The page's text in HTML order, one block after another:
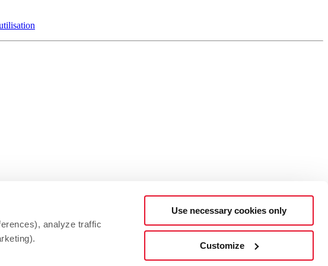
analyze traffic
Use necessary cookies only
Customize